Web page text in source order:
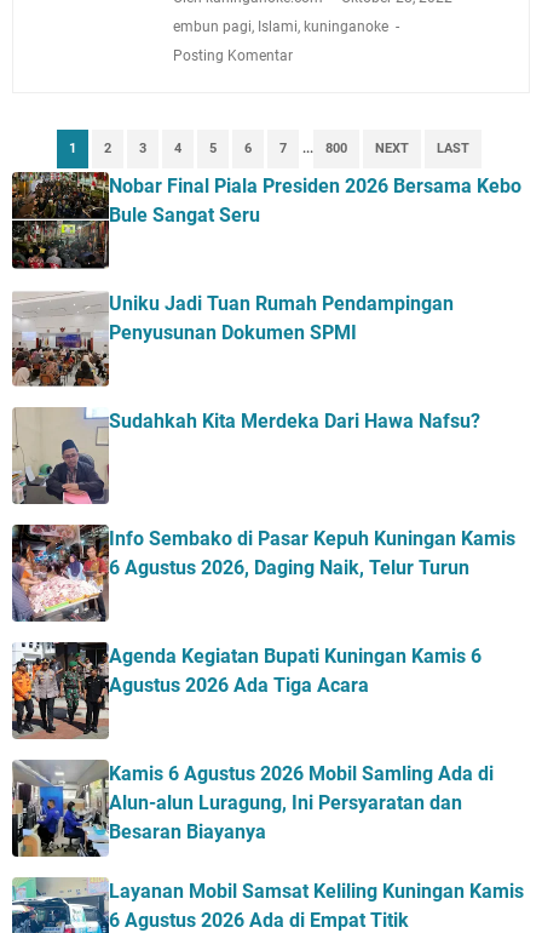
embun pagi, Islami, kuninganoke
Posting Komentar
1 2 3 4 5 6 7 ... 800 NEXT LAST
Nobar Final Piala Presiden 2026 Bersama Kebo
Bule Sangat Seru
Uniku Jadi Tuan Rumah Pendampingan
Penyusunan Dokumen SPMI
Sudahkah Kita Merdeka Dari Hawa Nafsu?
Info Sembako di Pasar Kepuh Kuningan Kamis
6 Agustus 2026, Daging Naik, Telur Turun
Agenda Kegiatan Bupati Kuningan Kamis 6
Agustus 2026 Ada Tiga Acara
Kamis 6 Agustus 2026 Mobil Samling Ada di
Alun-alun Luragung, Ini Persyaratan dan
Besaran Biayanya
Layanan Mobil Samsat Keliling Kuningan Kamis
6 Agustus 2026 Ada di Empat Titik